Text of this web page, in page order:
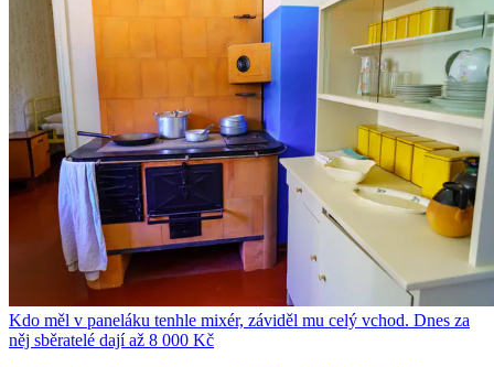
Kdo měl v paneláku tenhle mixér, záviděl mu celý vchod. Dnes za
něj sběratelé dají až 8 000 Kč